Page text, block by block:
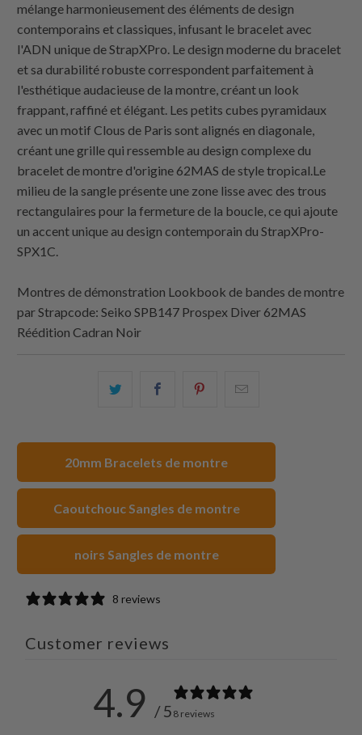
mélange harmonieusement des éléments de design
contemporains et classiques, infusant le bracelet avec
l'ADN unique de StrapXPro. Le design moderne du bracelet
et sa durabilité robuste correspondent parfaitement à
l'esthétique audacieuse de la montre, créant un look
frappant, raffiné et élégant. Les petits cubes pyramidaux
avec un motif Clous de Paris sont alignés en diagonale,
créant une grille qui ressemble au design complexe du
bracelet de montre d'origine 62MAS de style tropical.Le
milieu de la sangle présente une zone lisse avec des trous
rectangulaires pour la fermeture de la boucle, ce qui ajoute
un accent unique au design contemporain du StrapXPro-
SPX1C.
Montres de démonstration Lookbook de bandes de montre
parStrapcode: Seiko SPB147 Prospex Diver 62MAS
Réédition Cadran Noir
Partagez Partager Partagez
20mm Bracelets de montre
Caoutchouc Sangles de montre
noirs Sangles de montre
8 reviews
Customer reviews
4.9 / 5 8 reviews